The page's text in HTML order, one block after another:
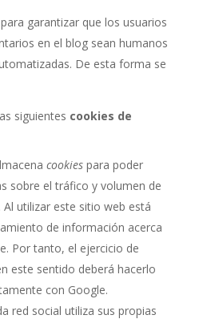
garantizar que los usuarios
en el blog sean humanos
De esta forma se
siguientes cookies de
cookiespara poder
sobre el tráfico y volumen de
utilizar este sitio web está
de información acerca
Por tanto, el ejercicio de
este sentido deberá hacerlo
con Google.
red social utiliza sus propias